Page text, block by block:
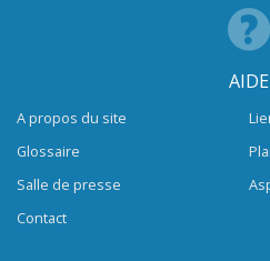
AIDE
A propos du site
Glossaire
Salle de presse
Contact